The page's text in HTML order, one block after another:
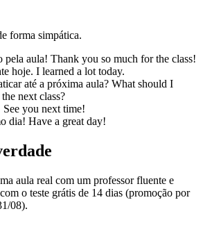
forma simpática.
pela aula! Thank you so much for the class!
hoje. I learned a lot today.
até a próxima aula? What should I
next class?
See you next time!
dia! Have a great day!
aula real com um professor fluente e
o teste grátis de 14 dias (promoção por
08).